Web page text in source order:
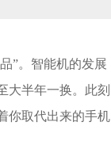
”。智能机的发展
大半年一换。此刻
你取代出来的手机